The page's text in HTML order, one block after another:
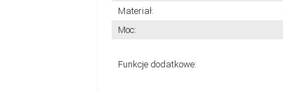
Materiał:
Moc:
Funkcje dodatkowe: